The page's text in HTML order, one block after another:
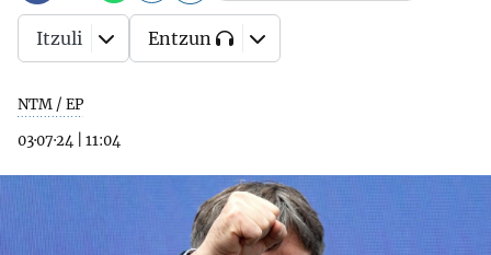
NTM / EP
03·07·24
11:04
Itzuli Entzun